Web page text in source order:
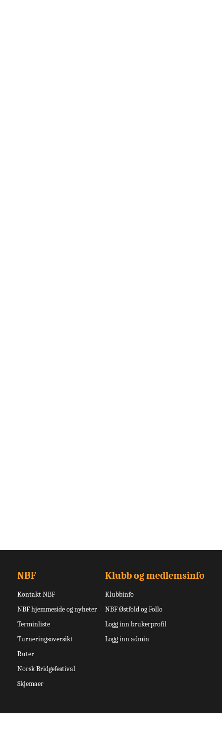
NBF
Kontakt NBF
NBF hjemmeside og nyheter
Terminliste
Turneringsoversikt
Ruter
Norsk Bridgefestival
Skjemaer
Klubb og medlemsinfo
Klubbinfo
NBF Østfold og Follo
Logg inn brukerprofil
Logg inn admin